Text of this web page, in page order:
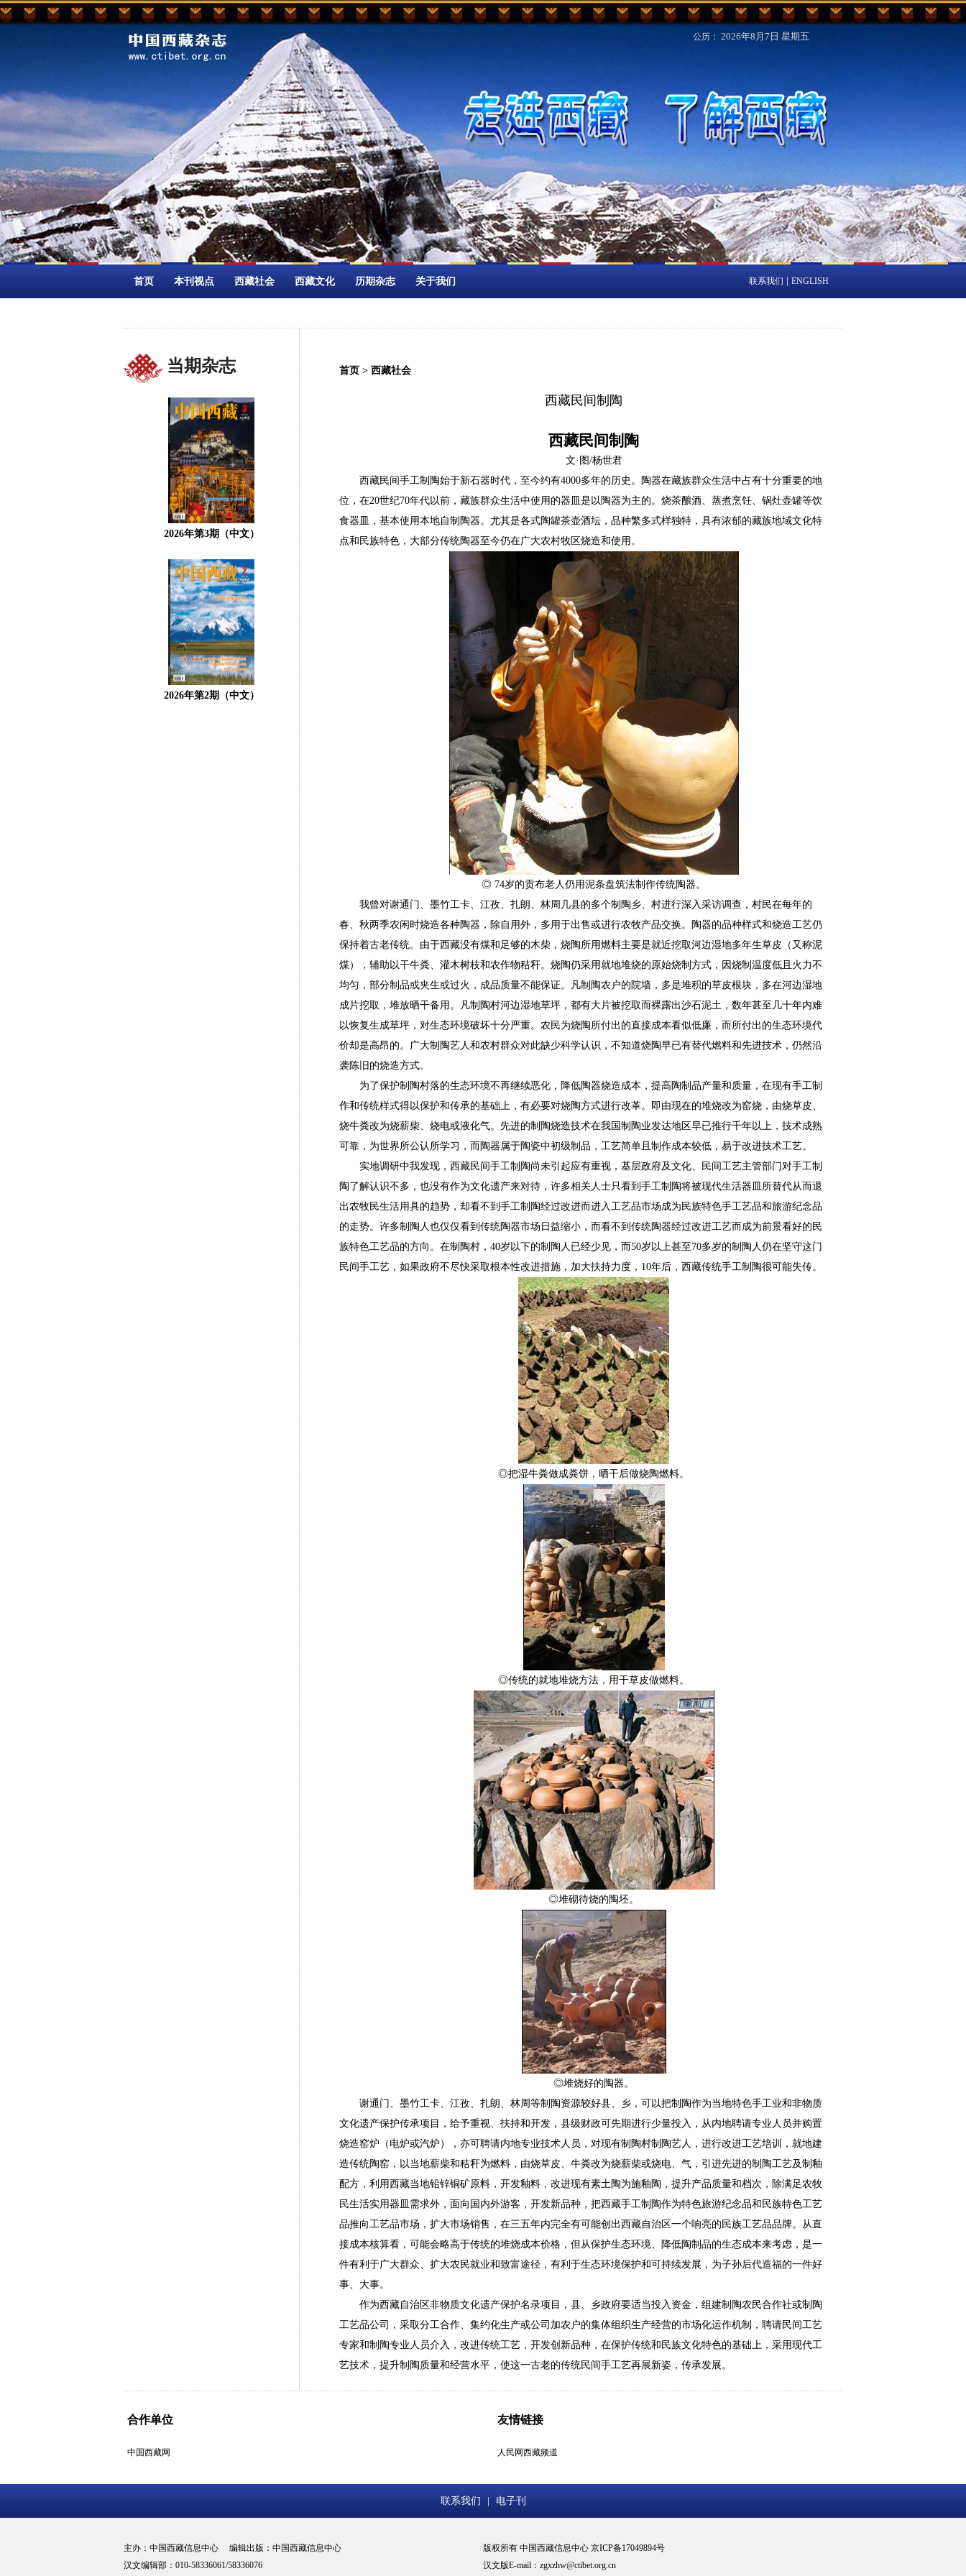
公历： 2026年8月7日 星期五
首页 本刊视点 西藏社会 西藏文化 历期杂志 关于我们 联系我们 ENGLISH
当期杂志
2026年第3期（中文）
2026年第2期（中文）
首页 > 西藏社会
西藏民间制陶
西藏民间制陶
文·图/杨世君
西藏民间手工制陶始于新石器时代，至今约有4000多年的历史。陶器在藏族群众生活中占有十分重要的地
位，在20世纪70年代以前，藏族群众生活中使用的器皿是以陶器为主的。烧茶酿酒、蒸煮烹饪、锅灶壶罐等饮
食器皿，基本使用本地自制陶器。尤其是各式陶罐茶壶酒坛，品种繁多式样独特，具有浓郁的藏族地域文化特
点和民族特色，大部分传统陶器至今仍在广大农村牧区烧造和使用。
◎ 74岁的贡布老人仍用泥条盘筑法制作传统陶器。
我曾对谢通门、墨竹工卡、江孜、扎朗、林周几县的多个制陶乡、村进行深入采访调查，村民在每年的
春、秋两季农闲时烧造各种陶器，除自用外，多用于出售或进行农牧产品交换。陶器的品种样式和烧造工艺仍
保持着古老传统。由于西藏没有煤和足够的木柴，烧陶所用燃料主要是就近挖取河边湿地多年生草皮（又称泥
煤），辅助以干牛粪、灌木树枝和农作物秸秆。烧陶仍采用就地堆烧的原始烧制方式，因烧制温度低且火力不
均匀，部分制品或夹生或过火，成品质量不能保证。凡制陶农户的院墙，多是堆积的草皮根块，多在河边湿地
成片挖取，堆放晒干备用。凡制陶村河边湿地草坪，都有大片被挖取而裸露出沙石泥土，数年甚至几十年内难
以恢复生成草坪，对生态环境破坏十分严重。农民为烧陶所付出的直接成本看似低廉，而所付出的生态环境代
价却是高昂的。广大制陶艺人和农村群众对此缺少科学认识，不知道烧陶早已有替代燃料和先进技术，仍然沿
袭陈旧的烧造方式。
为了保护制陶村落的生态环境不再继续恶化，降低陶器烧造成本，提高陶制品产量和质量，在现有手工制
作和传统样式得以保护和传承的基础上，有必要对烧陶方式进行改革。即由现在的堆烧改为窑烧，由烧草皮、
烧牛粪改为烧薪柴、烧电或液化气。先进的制陶烧造技术在我国制陶业发达地区早已推行千年以上，技术成熟
可靠，为世界所公认所学习，而陶器属于陶瓷中初级制品，工艺简单且制作成本较低，易于改进技术工艺。
实地调研中我发现，西藏民间手工制陶尚未引起应有重视，基层政府及文化、民间工艺主管部门对手工制
陶了解认识不多，也没有作为文化遗产来对待，许多相关人士只看到手工制陶将被现代生活器皿所替代从而退
出农牧民生活用具的趋势，却看不到手工制陶经过改进而进入工艺品市场成为民族特色手工艺品和旅游纪念品
的走势。许多制陶人也仅仅看到传统陶器市场日益缩小，而看不到传统陶器经过改进工艺而成为前景看好的民
族特色工艺品的方向。在制陶村，40岁以下的制陶人已经少见，而50岁以上甚至70多岁的制陶人仍在坚守这门
民间手工艺，如果政府不尽快采取根本性改进措施，加大扶持力度，10年后，西藏传统手工制陶很可能失传。
◎把湿牛粪做成粪饼，晒干后做烧陶燃料。
◎传统的就地堆烧方法，用干草皮做燃料。
◎堆砌待烧的陶坯。
◎堆烧好的陶器。
谢通门、墨竹工卡、江孜、扎朗、林周等制陶资源较好县、乡，可以把制陶作为当地特色手工业和非物质
文化遗产保护传承项目，给予重视、扶持和开发，县级财政可先期进行少量投入，从内地聘请专业人员并购置
烧造窑炉（电炉或汽炉），亦可聘请内地专业技术人员，对现有制陶村制陶艺人，进行改进工艺培训，就地建
造传统陶窑，以当地薪柴和秸秆为燃料，由烧草皮、牛粪改为烧薪柴或烧电、气，引进先进的制陶工艺及制釉
配方，利用西藏当地铅锌铜矿原料，开发釉料，改进现有素土陶为施釉陶，提升产品质量和档次，除满足农牧
民生活实用器皿需求外，面向国内外游客，开发新品种，把西藏手工制陶作为特色旅游纪念品和民族特色工艺
品推向工艺品市场，扩大市场销售，在三五年内完全有可能创出西藏自治区一个响亮的民族工艺品品牌。从直
接成本核算看，可能会略高于传统的堆烧成本价格，但从保护生态环境、降低陶制品的生态成本来考虑，是一
件有利于广大群众、扩大农民就业和致富途径，有利于生态环境保护和可持续发展，为子孙后代造福的一件好
事、大事。
作为西藏自治区非物质文化遗产保护名录项目，县、乡政府要适当投入资金，组建制陶农民合作社或制陶
工艺品公司，采取分工合作、集约化生产或公司加农户的集体组织生产经营的市场化运作机制，聘请民间工艺
专家和制陶专业人员介入，改进传统工艺，开发创新品种，在保护传统和民族文化特色的基础上，采用现代工
艺技术，提升制陶质量和经营水平，使这一古老的传统民间手工艺再展新姿，传承发展。
合作单位
中国西藏网
友情链接
人民网西藏频道
联系我们 电子刊
主办：中国西藏信息中心 编辑出版：中国西藏信息中心
汉文编辑部：010-58336061/58336076
版权所有 中国西藏信息中心 京ICP备17049894号
汉文版E-mail：zgxzhw@ctibet.org.cn